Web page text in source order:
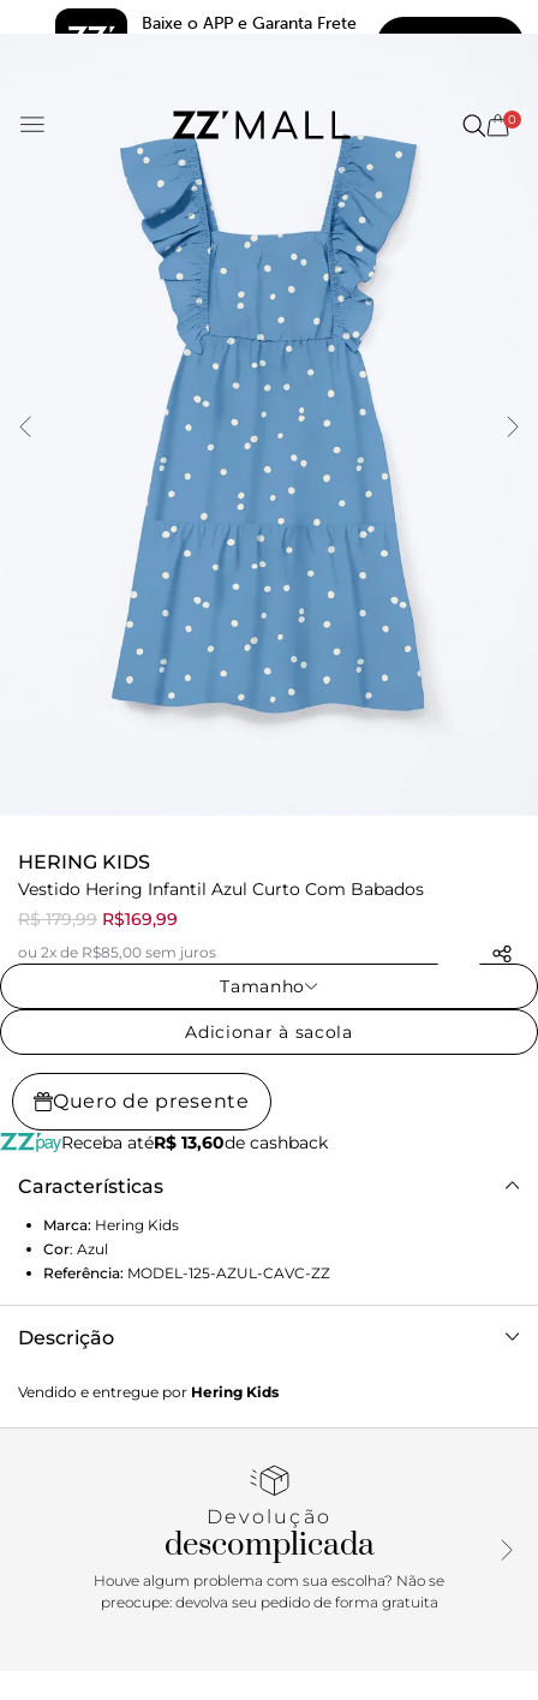
Baixe o APP e Garanta Frete
0
HERING KIDS
Vestido Hering Infantil Azul Curto Com Babados
R$ 179,99 R$169,99
ou 2x de R$85,00 sem juros
Tamanho
Adicionar à sacola
Quero de presente
Receba atéR$ 13,60de cashback
Características
Marca: Hering Kids
Cor: Azul
Referência: MODEL-125-AZUL-CAVC-ZZ
Descrição
corpo da frente até as costas, trazendo um toque delicado e
encantador. Recorte na barra, que adiciona um detalhe
conforto e liberdade para brincar. Ideal para dias de
peça:Tecido plano Modelagem reta Comprimento curto
Decote reto Alças com babados
Vendido e entregue por Hering Kids
Devolução
descomplicada
Houve algum problema com sua escolha? Não se
preocupe: devolva seu pedido de forma gratuita